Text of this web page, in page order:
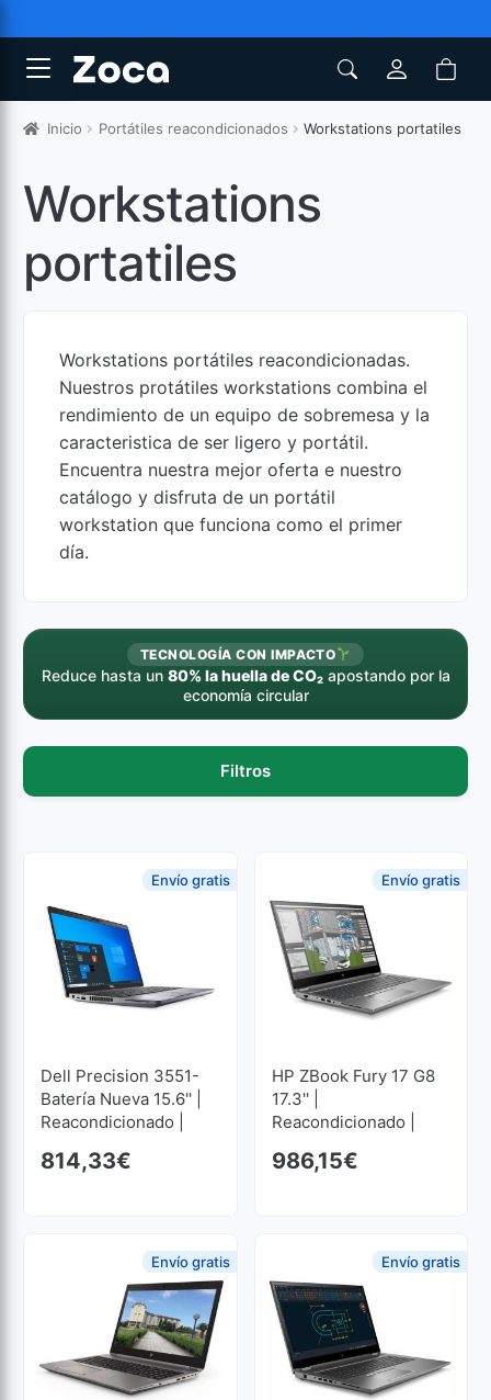
Inicio Portátiles reacondicionados Workstations portatiles
Workstations
portatiles
Workstations portátiles reacondicionadas.
Nuestros protátiles workstations combina el
rendimiento de un equipo de sobremesa y la
caracteristica de ser ligero y portátil.
Encuentra nuestra mejor oferta e nuestro
catálogo y disfruta de un portátil
workstation que funciona como el primer
día.
TECNOLOGÍA CON IMPACTO
Reduce hasta un 80% la huella de CO₂apostando por la
economía circular
Filtros
Dell Precision 3551-
Batería Nueva 15.6'' |
Reacondicionado |
RAM | 512 GB SSD M2
814,33€
Envío gratis
HP ZBook Fury 17 G8
17.3'' |
Reacondicionado |
GB RAM | 512 GB SSD
986,15€
Envío gratis
Envío gratis Envío gratis